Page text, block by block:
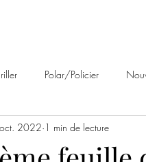
Polar/Policier
noir Romance
2022 1 min de lecture